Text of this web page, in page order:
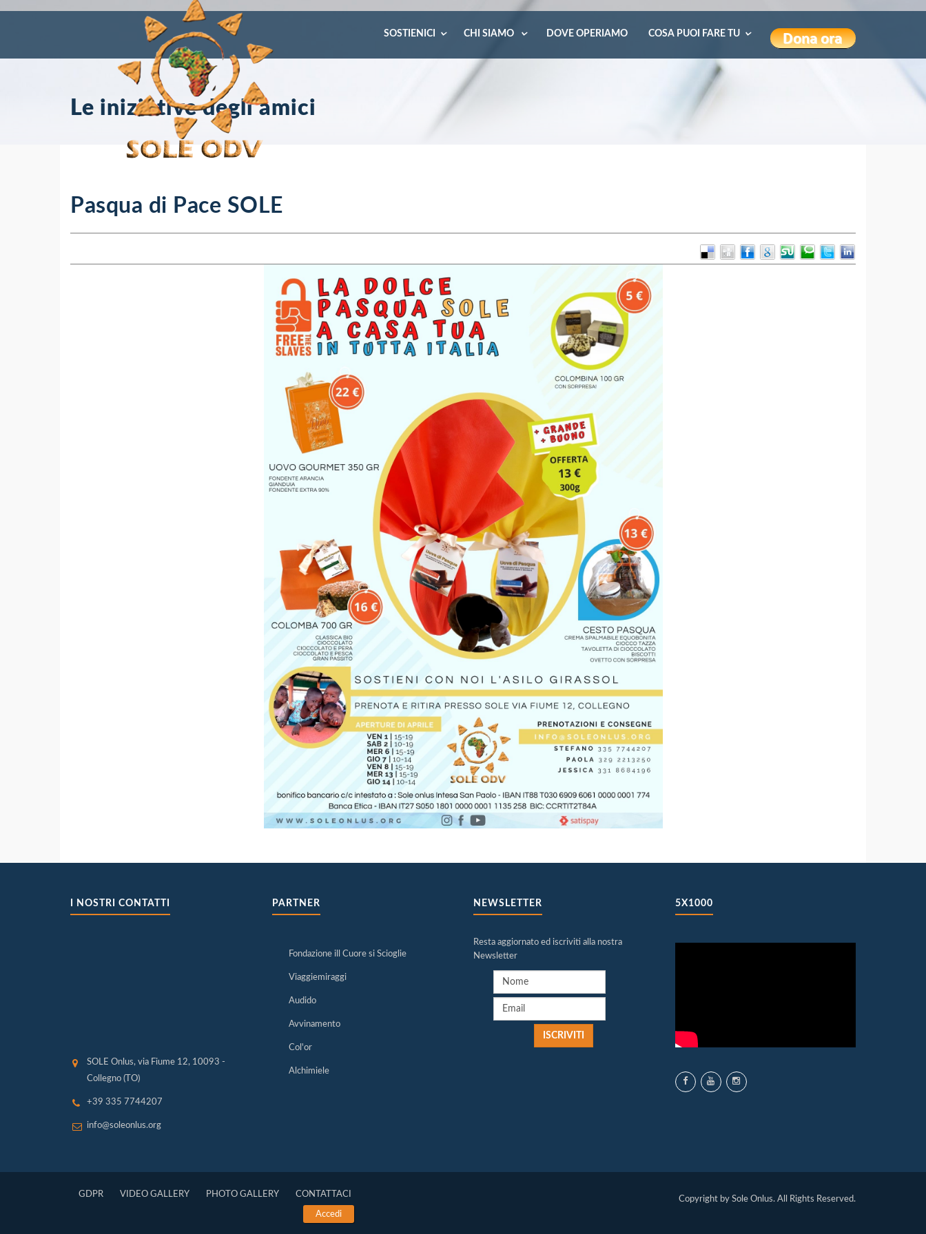
SOSTIENICI CHI SIAMO DOVE OPERIAMO COSA PUOI FARE TU
Le iniziative degli amici
Pasqua di Pace SOLE
I NOSTRI CONTATTI
SOLE Onlus, via Fiume 12, 10093 -
Collegno (TO)
+39 335 7744207
info@soleonlus.org
PARTNER
Fondazione ill Cuore si Scioglie
Viaggiemiraggi
Audido
Avvinamento
Col'or
Alchimiele
NEWSLETTER
Resta aggiornato ed iscriviti alla nostra
Newsletter
5X1000
GDPR VIDEO GALLERY PHOTO GALLERY CONTATTACI
Accedi
Copyright by Sole Onlus. All Rights Reserved.